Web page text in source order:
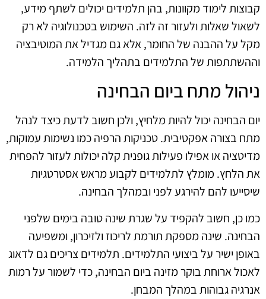
קבוצות לימוד מקוונות, בהן תלמידים יכולים לשתף מידע,
לשאול שאלות ולעזור זה לזה. השימוש בטכנולוגיה לא רק
מקל על ההבנה של החומר, אלא גם מגדיל את המוטיבציה
וההשתתפות של התלמידים בתהליך הלמידה.
ניהול מתח ביום הבחינה
יום הבחינה יכול להיות מלחיץ, ולכן חשוב לדעת כיצד לנהל
מתח בצורה אפקטיבית. טכניקות הרפיה כמו נשימות עמוקות,
מדיטציה או אפילו פעילות גופנית קלה יכולות לעזור להפחית
את הלחץ. מומלץ לתלמידים לקבוע מראש אסטרטגיות
שיסייעו להם להירגע לפני ובמהלך הבחינה.
כמו כן, חשוב להקפיד על שגרת שינה טובה בימים שלפני
הבחינה. שינה מספקת תורמת לריכוז ולזיכרון, ומשפיעה
באופן ישיר על ביצועי התלמידים. תלמידים צריכים גם לדאוג
לאכול ארוחת בוקר מזינה ביום הבחינה, כדי לשמור על רמות
אנרגיה גבוהות במהלך המבחן.